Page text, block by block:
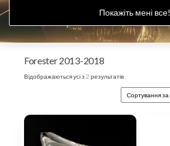
Покажіть мені все!
Forester 2013-2018
Відображаються усі з 2 результатів